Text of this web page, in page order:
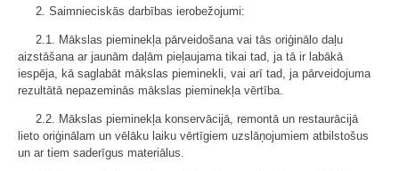
2. Saimnieciskās darbības ierobežojumi:
2.1. Mākslas pieminekļa pārveidošana vai tās oriģinālo daļu
aizstāšana ar jaunām daļām pieļaujama tikai tad, ja tā ir labākā
iespēja, kā saglabāt mākslas pieminekli, vai arī tad, ja pārveidojuma
rezultātā nepazeminās mākslas pieminekļa vērtība.
2.2. Mākslas pieminekļa konservācijā, remontā un restaurācijā
lieto oriģinālam un vēlāku laiku vērtīgiem uzslāņojumiem atbilstošus
un ar tiem saderīgus materiālus.